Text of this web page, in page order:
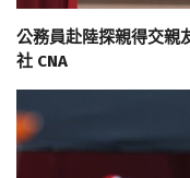
公務員赴陸探親得交
社 CNA